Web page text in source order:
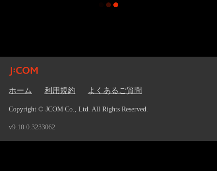
ホーム 利用規約 よくあるご質問
Copyright © JCOM Co., Ltd. All Rights Reserved.
v9.10.0.3233062